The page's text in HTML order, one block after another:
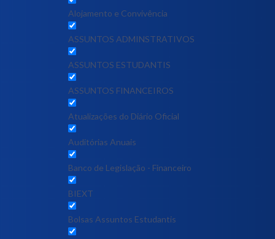
Alojamento e Convivência
ASSUNTOS ADMINSTRATIVOS
ASSUNTOS ESTUDANTIS
ASSUNTOS FINANCEIROS
Atualizações do Diário Oficial
Auditórias Anuais
Banco de Legislação - Financeiro
BIEXT
Bolsas Assuntos Estudantis